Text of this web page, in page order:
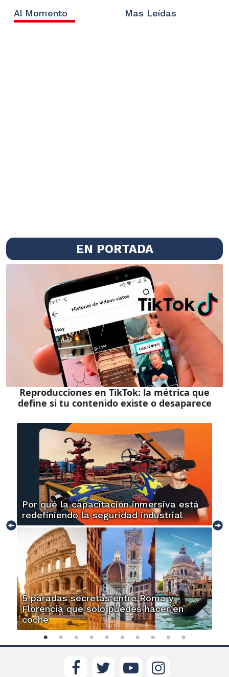
Al Momento Mas Leídas
EN PORTADA
Reproducciones en TikTok: la métrica que
define si tu contenido existe o desaparece
Por qué la capacitación inmersiva está
redefiniendo la seguridad industrial
5 paradas secretas entre Roma y
Florencia que solo puedes hacer en
coche